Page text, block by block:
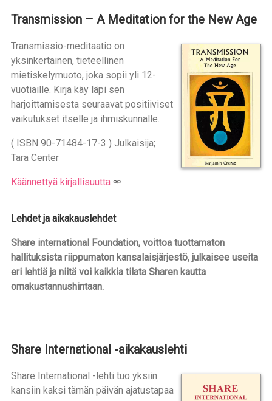
Transmission – A Meditation for the New Age
Transmissio-meditaatio on
yksinkertainen, tieteellinen
mietiskelymuoto, joka sopii yli 12-
vuotiaille. Kirja käy läpi sen
harjoittamisesta seuraavat positiiviset
vaikutukset itselle ja ihmiskunnalle.
( ISBN 90-71484-17-3 ) Julkaisija;
Tara Center
Käännettyä kirjallisuutta
Lehdet ja aikakauslehdet
Share international Foundation, voittoa tuottamaton
hallituksista riippumaton kansalaisjärjestö, julkaisee useita
eri lehtiä ja niitä voi kaikkia tilata Sharen kautta
omakustannushintaan.
Share International -aikakauslehti
Share International -lehti tuo yksiin
kansiin kaksi tämän päivän ajatustapaa